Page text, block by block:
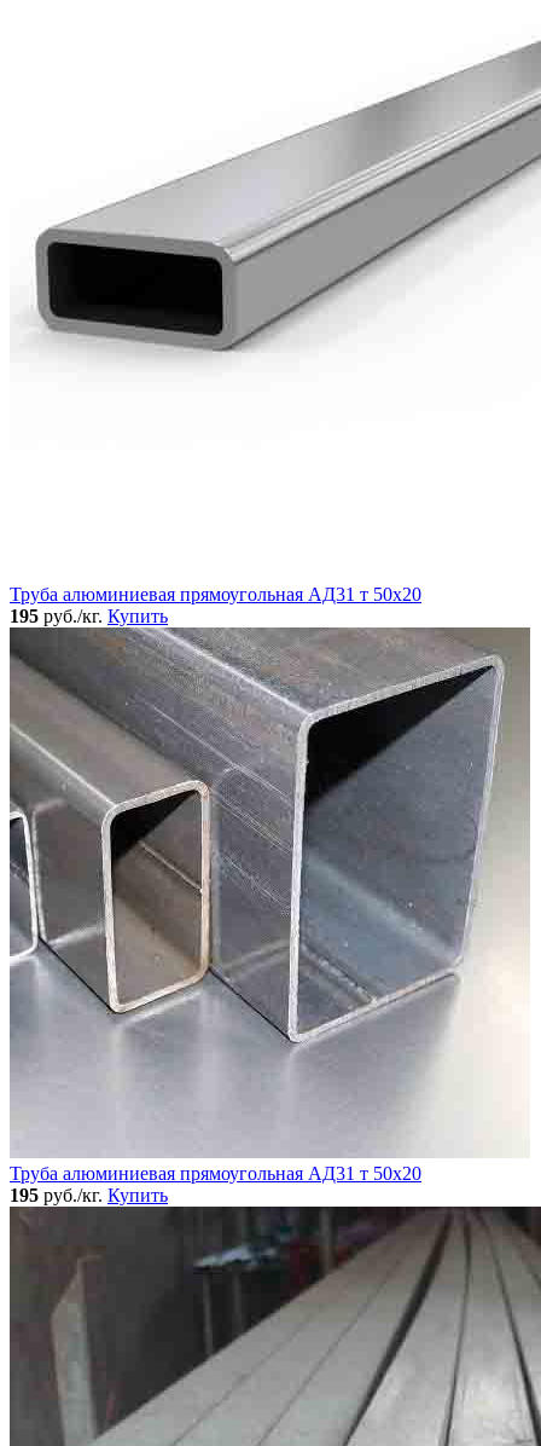
Труба алюминиевая прямоугольная АД31 т 50х20
195 руб./кг. Купить
Труба алюминиевая прямоугольная АД31 т 50х20
195 руб./кг. Купить